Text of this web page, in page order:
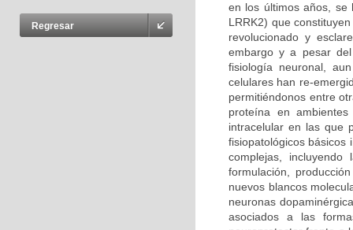
Regresar
en los últimos años, se
LRRK2) que
revolucionado y
embargo y a pesar
fisiología neuronal,
celulares han re-
permitiéndonos entre
proteína en
intracelular en las que
fisiopatológicos básicos
complejas,
formulación,
nuevos blancos
neuronas
asociados a las